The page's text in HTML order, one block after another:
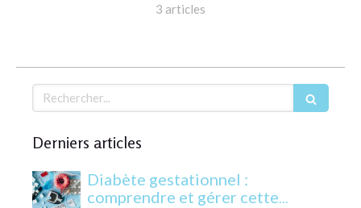
3 articles
Rechercher
Derniers articles
Diabète gestationnel :
comprendre et gérer cette